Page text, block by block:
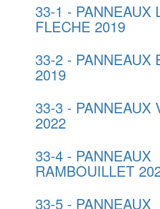
33-1 - PANNEAUX
FLECHE 2019
33-2 - PANNEAUX
2019
33-3 - PANNEAUX
2022
33-4 - PANNEAUX
RAMBOUILLET
33-5 - PANNEAUX